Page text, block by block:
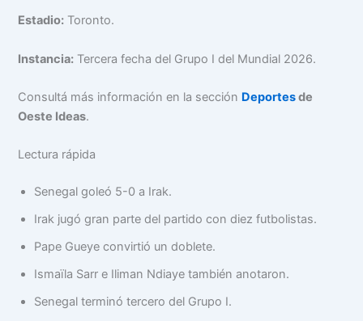
Estadio: Toronto.
Instancia: Tercera fecha del Grupo I del Mundial 2026.
Consultá más información en la sección Deportesde
Oeste Ideas.
Lectura rápida
Senegal goleó 5-0 a Irak.
Irak jugó gran parte del partido con diez futbolistas.
Pape Gueye convirtió un doblete.
Ismaïla Sarr e Iliman Ndiaye también anotaron.
Senegal terminó tercero del Grupo I.